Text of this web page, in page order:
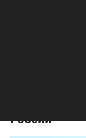
России